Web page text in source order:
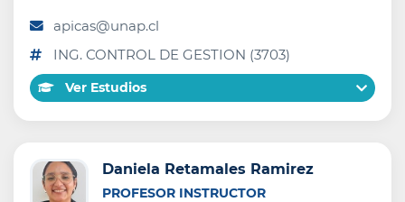
apicas@unap.cl
ING. CONTROL DE GESTION (3703)
Ver Estudios
Daniela Retamales Ramirez
PROFESOR INSTRUCTOR